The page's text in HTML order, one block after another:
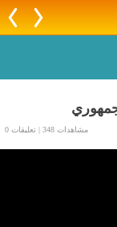
مشاهدات 348 | تعليقات 0